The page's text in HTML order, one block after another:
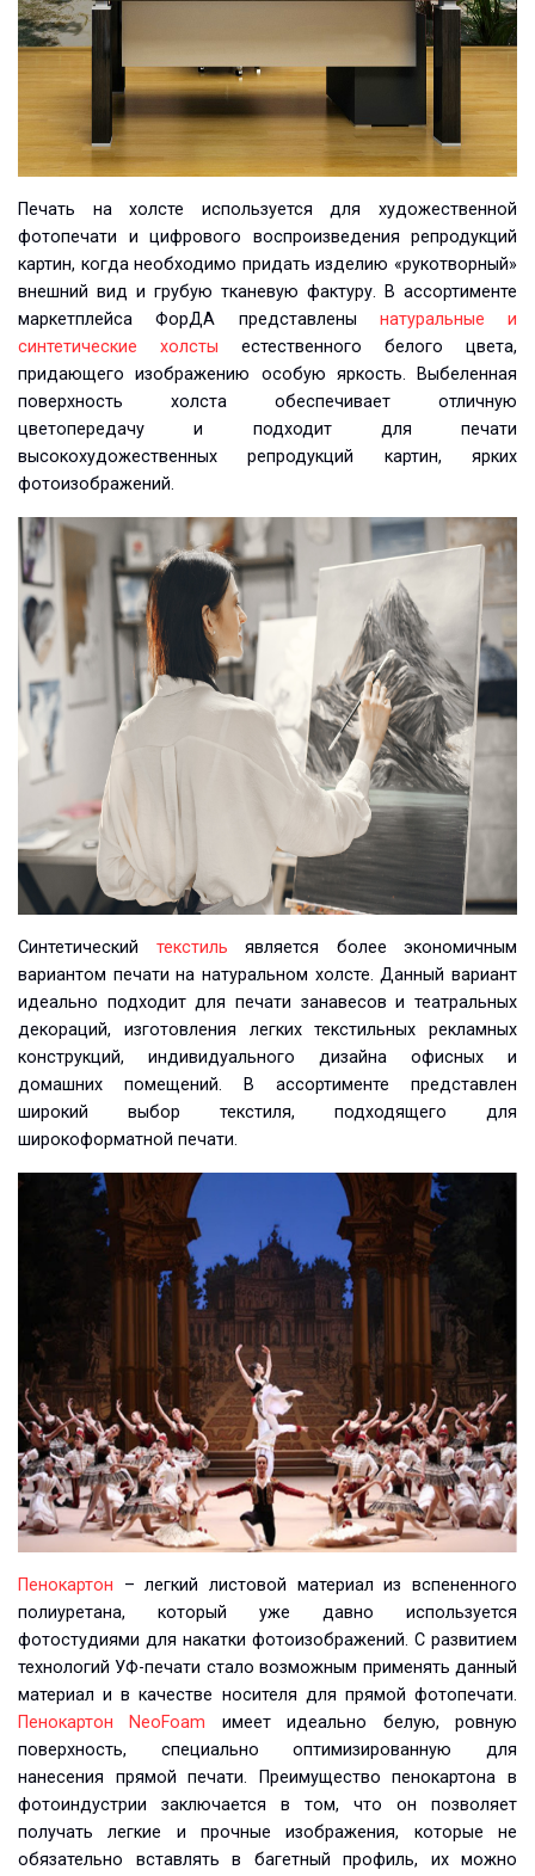
Печать на холсте используется для художественной
фотопечати и цифрового воспроизведения репродукций
картин, когда необходимо придать изделию «рукотворный»
внешний вид и грубую тканевую фактуру. В ассортименте
маркетплейса ФорДА представлены натуральные и
синтетические холсты естественного белого цвета,
придающего изображению особую яркость. Выбеленная
поверхность холста обеспечивает отличную
цветопередачу и подходит для печати
высокохудожественных репродукций картин, ярких
фотоизображений.
Синтетический текстиль является более экономичным
вариантом печати на натуральном холсте. Данный вариант
идеально подходит для печати занавесов и театральных
декораций, изготовления легких текстильных рекламных
конструкций, индивидуального дизайна офисных и
домашних помещений. В ассортименте представлен
широкий выбор текстиля, подходящего для
широкоформатной печати.
Пенокартон – легкий листовой материал из вспененного
полиуретана, который уже давно используется
фотостудиями для накатки фотоизображений. С развитием
технологий УФ-печати стало возможным применять данный
материал и в качестве носителя для прямой фотопечати.
Пенокартон NeoFoam имеет идеально белую, ровную
поверхность, специально оптимизированную для
нанесения прямой печати. Преимущество пенокартона в
фотоиндустрии заключается в том, что он позволяет
получать легкие и прочные изображения, которые не
обязательно вставлять в багетный профиль, их можно